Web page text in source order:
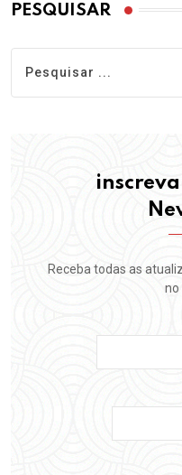
PESQUISAR
Receba todas as
no